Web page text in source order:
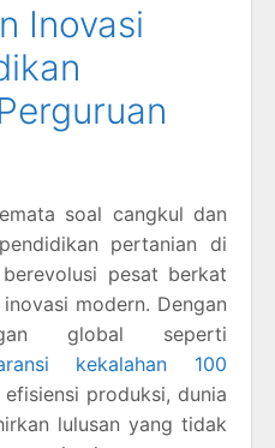
Inovasi
soal cangkul dan
pertanian di
pesat berkat
modern. Dengan
global seperti
kekalahan 100
produksi, dunia
lulusan yang tidak